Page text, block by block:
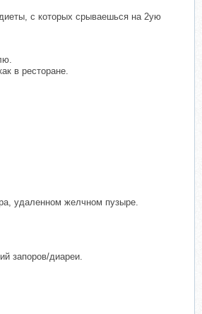
с которых срываешься на 2ую
в ресторане.
удаленном желчном пузыре.
запоров/диареи.